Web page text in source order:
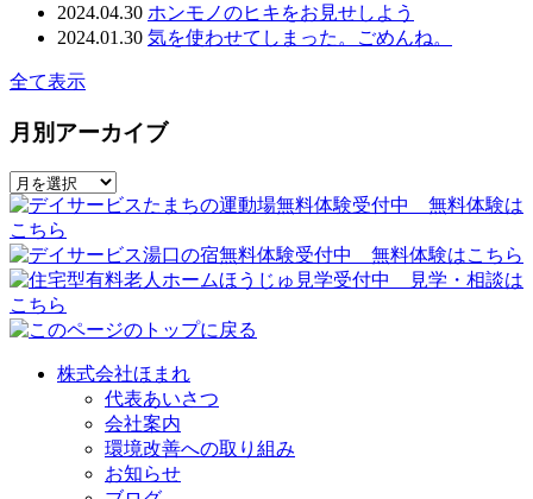
2024.04.30 ホンモノのヒキをお見せしよう
2024.01.30 気を使わせてしまった。ごめんね。
全て表示
月別アーカイブ
株式会社ほまれ
代表あいさつ
会社案内
環境改善への取り組み
お知らせ